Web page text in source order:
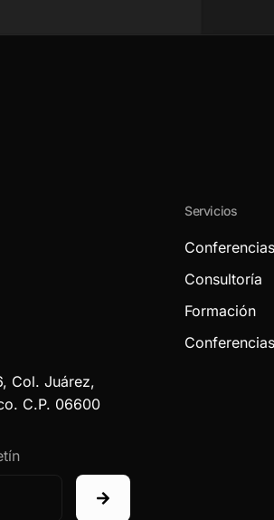
Col. Juárez,
C.P. 06600
Servicios
Consultoría
Formación